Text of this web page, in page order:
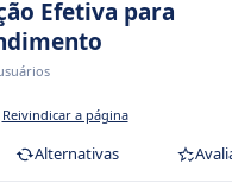
Efetiva para
Reivindicar a página
Alternativas